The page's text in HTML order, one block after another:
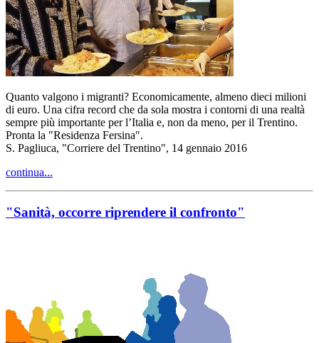
Quanto valgono i migranti? Economicamente, almeno dieci milioni
di euro. Una cifra record che da sola mostra i contorni di una realtà
sempre più importante per l’Italia e, non da meno, per il Trentino.
Pronta la "Residenza Fersina".
S. Pagliuca, "Corriere del Trentino", 14 gennaio 2016
continua...
"Sanità, occorre riprendere il confronto"